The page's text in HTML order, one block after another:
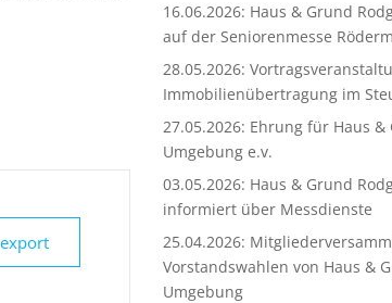
16.06.2026: Haus & Grund
auf der Seniorenmesse
28.05.2026:
Immobilienübertragung im
27.05.2026: Ehrung für Haus
Umgebung e.v.
03.05.2026: Haus & Grund
informiert über Messdienste
25.04.2026:
Vorstandswahlen von Haus &
Umgebung